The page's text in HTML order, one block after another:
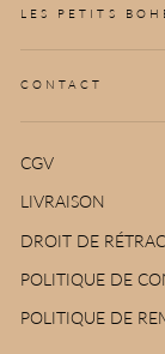
LES PETITS
CONTACT
CGV
LIVRAISON
DROIT DE
POLITIQUE DE
POLITIQUE DE